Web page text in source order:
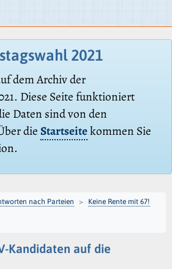
2021
dem Archiv der
Diese Seite funktioniert
Daten sind von den
dieStartseitekommen Sie
nach Parteien Keine Rente mit 67!
Kandidaten auf die